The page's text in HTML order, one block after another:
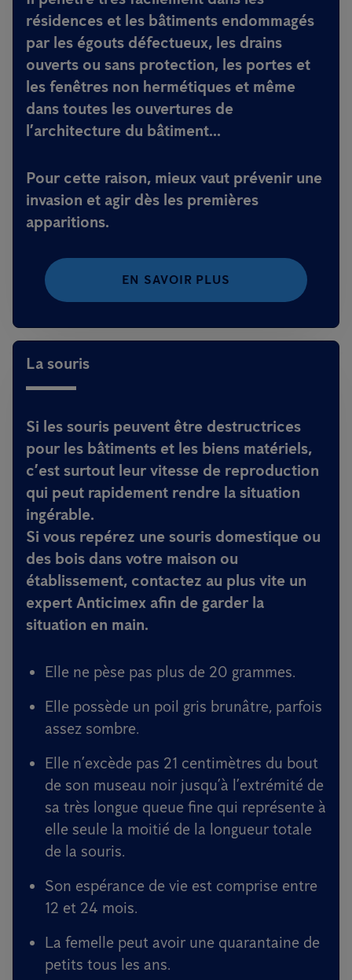
résidences et les bâtiments endommagés
par les égouts défectueux, les drains
ouverts ou sans protection, les portes et
les fenêtres non hermétiques et même
dans toutes les ouvertures de
l’architecture du bâtiment...
Pour cette raison, mieux vaut prévenir une
invasion et agir dès les premières
apparitions.
EN SAVOIR PLUS
La souris
Si les souris peuvent être destructrices
pour les bâtiments et les biens matériels,
c’est surtout leur vitesse de reproduction
qui peut rapidement rendre la situation
ingérable.
Si vous repérez une souris domestique ou
des bois dans votre maison ou
établissement, contactez au plus vite un
expert Anticimex afin de garder la
situation en main.
Elle ne pèse pas plus de 20 grammes.
Elle possède un poil gris brunâtre, parfois
assez sombre.
Elle n’excède pas 21 centimètres du bout
de son museau noir jusqu’à l’extrémité de
sa très longue queue fine qui représente à
elle seule la moitié de la longueur totale
de la souris.
Son espérance de vie est comprise entre
12 et 24 mois.
La femelle peut avoir une quarantaine de
petits tous les ans.